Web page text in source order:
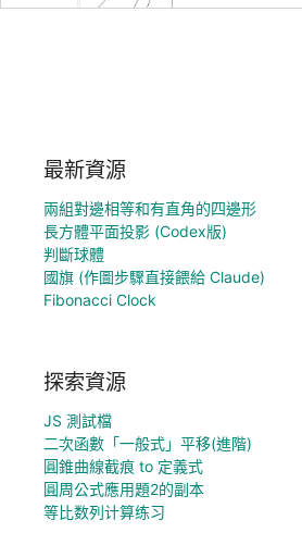
最新資源
兩組對邊相等和有直角的四邊形
長方體平面投影 (Codex版)
判斷球體
國旗 (作圖步驟直接餵給 Claude)
Fibonacci Clock
探索資源
JS 測試檔
二次函數「一般式」平移(進階)
圓錐曲線截痕 to 定義式
圓周公式應用題2的副本
等比数列计算练习